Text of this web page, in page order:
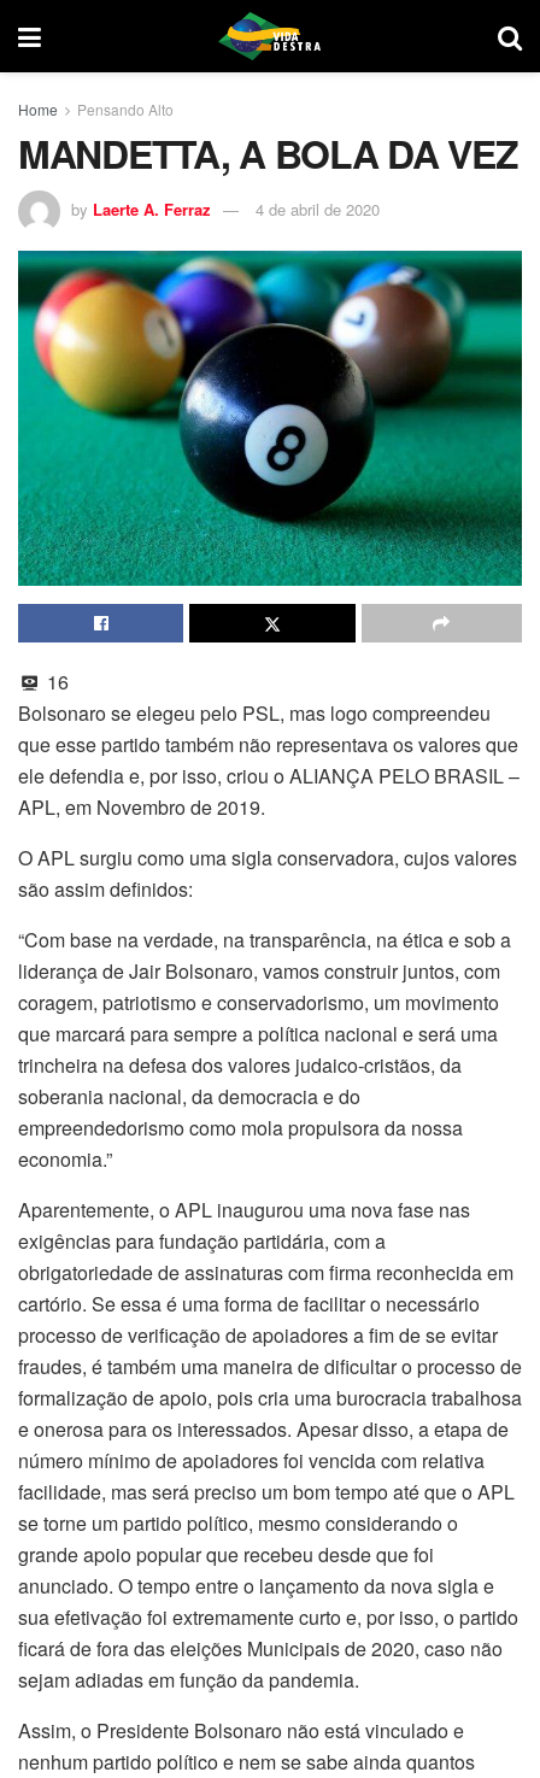
Home Pensando Alto
MANDETTA, A BOLA DA VEZ
by Laerte A. Ferraz 4 de abril de 2020
16
Bolsonaro se elegeu pelo PSL, mas logo compreendeu
que esse partido também não representava os valores que
ele defendia e, por isso, criou o ALIANÇA PELO BRASIL –
APL, em Novembro de 2019.
O APL surgiu como uma sigla conservadora, cujos valores
são assim definidos:
“Com base na verdade, na transparência, na ética e sob a
liderança de Jair Bolsonaro, vamos construir juntos, com
coragem, patriotismo e conservadorismo, um movimento
que marcará para sempre a política nacional e será uma
trincheira na defesa dos valores judaico-cristãos, da
soberania nacional, da democracia e do
empreendedorismo como mola propulsora da nossa
economia.”
Aparentemente, o APL inaugurou uma nova fase nas
exigências para fundação partidária, com a
obrigatoriedade de assinaturas com firma reconhecida em
cartório. Se essa é uma forma de facilitar o necessário
processo de verificação de apoiadores a fim de se evitar
fraudes, é também uma maneira de dificultar o processo de
formalização de apoio, pois cria uma burocracia trabalhosa
e onerosa para os interessados. Apesar disso, a etapa de
número mínimo de apoiadores foi vencida com relativa
facilidade, mas será preciso um bom tempo até que o APL
se torne um partido político, mesmo considerando o
grande apoio popular que recebeu desde que foi
anunciado. O tempo entre o lançamento da nova sigla e
sua efetivação foi extremamente curto e, por isso, o partido
ficará de fora das eleições Municipais de 2020, caso não
sejam adiadas em função da pandemia.
Assim, o Presidente Bolsonaro não está vinculado e
nenhum partido político e nem se sabe ainda quantos